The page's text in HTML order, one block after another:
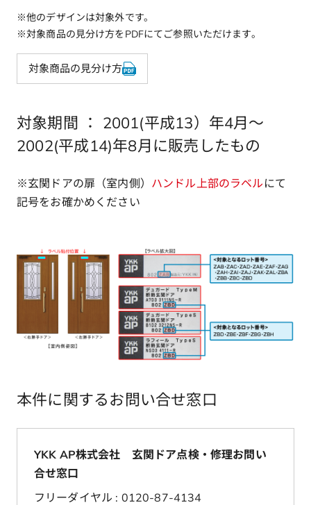
※他のデザインは対象外です。
※対象商品の見分け方をPDFにてご参照いただけます。
対象商品の見分け方
対象期間 ： 2001(平成13）年4月～
2002(平成14)年8月に販売したもの
※玄関ドアの扉（室内側） ハンドル上部のラベル にて
記号をお確かめください
本件に関するお問い合せ窓口
YKK AP株式会社 玄関ドア点検・修理お問い
合せ窓口
フリーダイヤル : 0120-87-4134